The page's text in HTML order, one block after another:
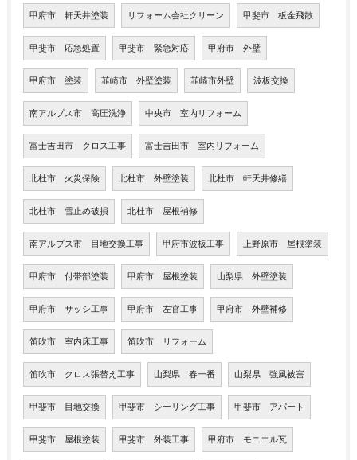
甲府市 軒天井塗装 リフォーム会社クリーン 甲斐市 板金飛散
甲斐市 応急処置 甲斐市 緊急対応 甲府市 外壁
甲府市 塗装 韮崎市 外壁塗装 韮崎市外壁 波板交換
南アルプス市 高圧洗浄 中央市 室内リフォーム
富士吉田市 クロス工事 富士吉田市 室内リフォーム
北杜市 火災保険 北杜市 外壁塗装 北杜市 軒天井修繕
北杜市 雪止め破損 北杜市 屋根補修
南アルプス市 目地交換工事 甲府市波板工事 上野原市 屋根塗装
甲府市 付帯部塗装 甲府市 屋根塗装 山梨県 外壁塗装
甲府市 サッシ工事 甲府市 左官工事 甲府市 外壁補修
笛吹市 室内床工事 笛吹市 リフォーム
笛吹市 クロス張替え工事 山梨県 春一番 山梨県 強風被害
甲斐市 目地交換 甲斐市 シーリング工事 甲斐市 アパート
甲斐市 屋根塗装 甲斐市 外装工事 甲府市 モニエル瓦